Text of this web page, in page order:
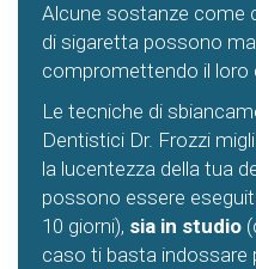
Alcune sostanze come
di sigaretta possono
compromettendo il loro
Le tecniche di
Dentistici Dr. Frozzi
la lucentezza della tua
possono essere
10 giorni), sia in studio
caso ti basta indossare